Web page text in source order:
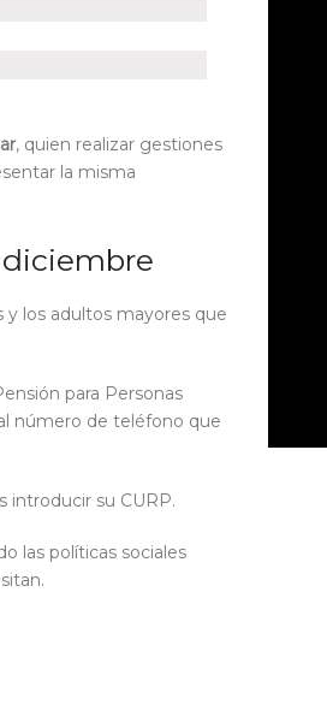
, quien realizar gestiones
la misma
diciembre
y los adultos mayores que
para Personas
número de teléfono que
introducir su CURP.
las políticas sociales